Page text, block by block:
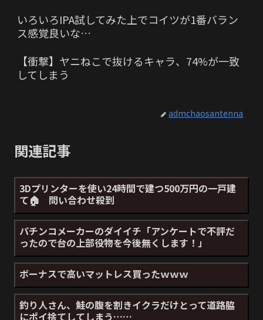
いろいろIPA試してみた上でコイツが1番バラン
ス感覚良いな…
【衝撃】ヤニねこで抜けるキャラ、74%が一致
してしまう
admchaosantenna
関連記事
3Dプリンターを使い24時間で建つ500万円の一戸建
て🏠 問い合わせ殺到
パチンコメーカーのダイイチ「アンケートで不評だ
ったので台の上部役物を今後無くします！」
ボーナスで高いマットレス買ったｗｗｗ
釣り人さん、鮭の腹を割きイクラだけとって道路脇
にポイ捨てしてしまう……